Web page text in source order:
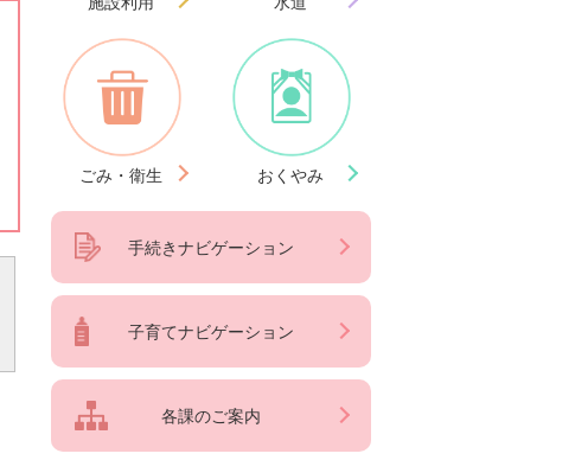
ごみ・衛生 おくやみ
手続きナビゲーション
子育てナビゲーション
各課のご案内